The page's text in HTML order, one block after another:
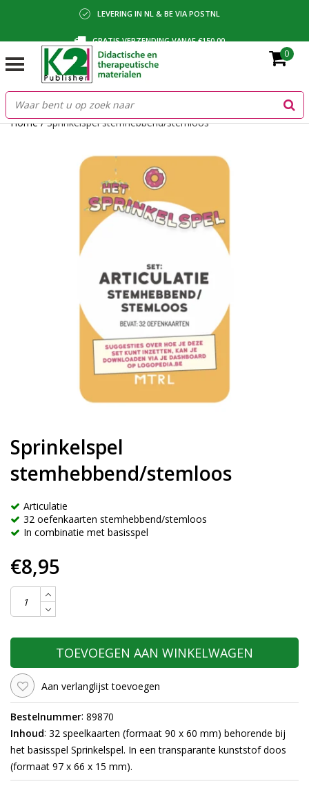
LEVERING IN NL & BE VIA POSTNL
GRATIS VERZENDING VANAF €150,00
BETALING VIA IDEAL, BANCONTACT OF FACTUUR
0
Home/Sprinkelspel stemhebbend/stemloos
Sprinkelspel
stemhebbend/stemloos
Articulatie
32 oefenkaarten stemhebbend/stemloos
In combinatie met basisspel
€8,95
TOEVOEGEN AAN WINKELWAGEN
Aan verlanglijst toevoegen
Bestelnummer: 89870
Inhoud: 32 speelkaarten (formaat 90 x 60 mm) behorende bij
het basisspel Sprinkelspel. In een transparante kunststof doos
(formaat 97 x 66 x 15 mm).